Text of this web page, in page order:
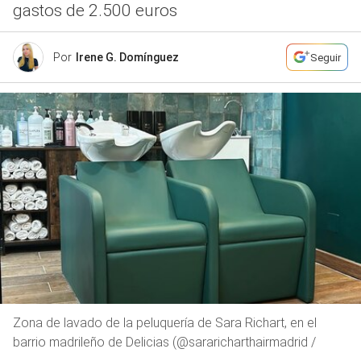
gastos de 2.500 euros
Por Irene G. Domínguez Seguir
Zona de lavado de la peluquería de Sara Richart, en el
barrio madrileño de Delicias (@sararicharthairmadrid /